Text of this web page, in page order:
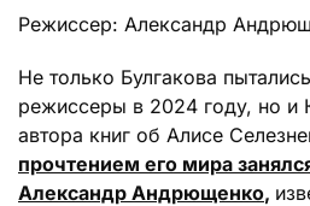
Режиссер: Александр
Не только Булгакова
режиссеры в 2024 году, но и
автора книг об Алисе
прочтением его мира
Александр Андрющенко,